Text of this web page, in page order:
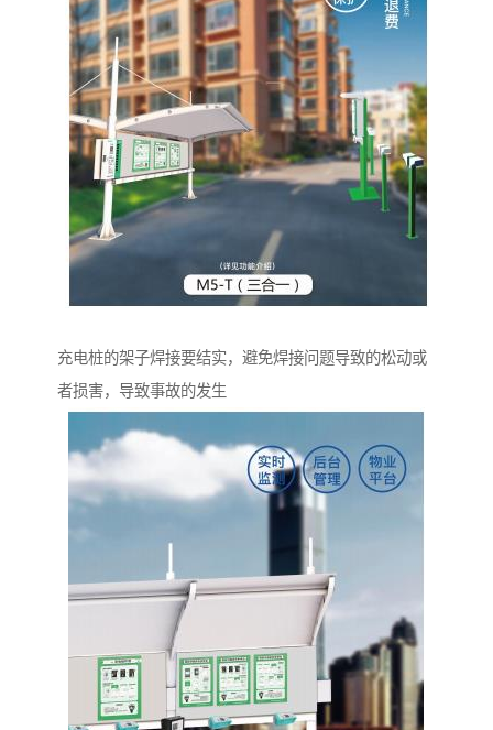
充电桩的架子焊接要结实，避免焊接问题导致的松动或
者损害，导致事故的发生